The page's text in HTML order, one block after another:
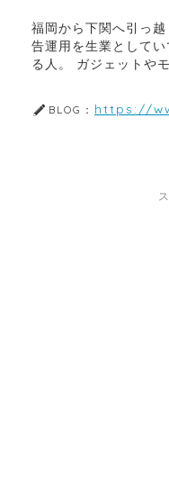
福岡から下関へ引っ
告運用を生業として
る人。 ガジェットや
BLOG： https://